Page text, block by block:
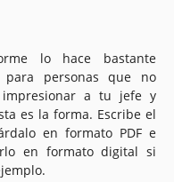
lo hace bastante
para personas que no
a tu jefe y
es la forma. Escribe el
en formato PDF e
en formato digital si